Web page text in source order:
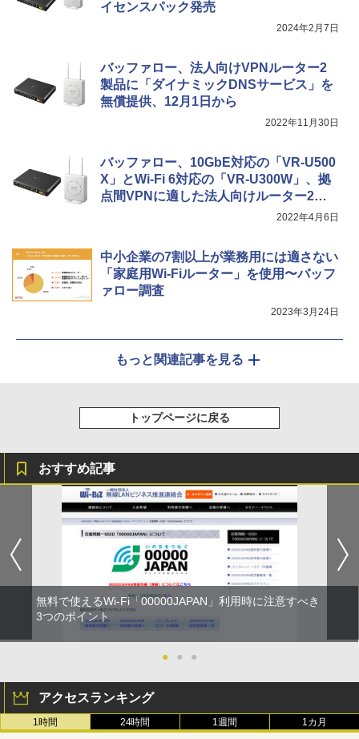
イセンスパック発売
2024年2月7日
バッファロー、法人向けVPNルーター2
製品に「ダイナミックDNSサービス」を
無償提供、12月1日から
2022年11月30日
バッファロー、10GbE対応の「VR-U500
X」とWi-Fi 6対応の「VR-U300W」、拠
点間VPNに適した法人向けルーター2製
2022年4月6日
中小企業の7割以上が業務用には適さない
「家庭用Wi-Fiルーター」を使用〜バッフ
ァロー調査
2023年3月24日
もっと関連記事を見る
トップページに戻る
おすすめ記事
無料で使えるWi-Fi「00000JAPAN」利用時に注意すべき
3つのポイント
● ● ●
アクセスランキング
1時間 24時間 1週間 1カ月